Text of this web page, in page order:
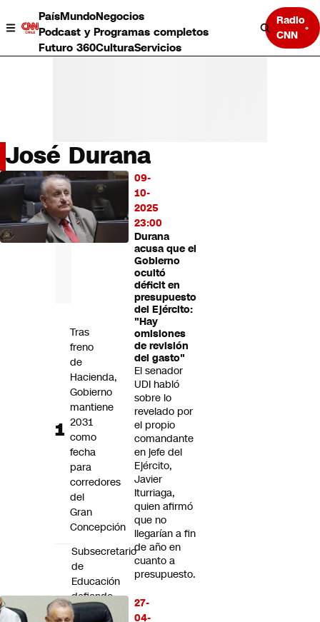
PaísMundoNegocios
Podcast y Programas completos
Futuro 360CulturaServicios
Radio
CNN
País
Mundo
Negocios
Deportes
Programas completos
José Durana
09-
10-
2025
23:00
Durana
acusa que el
Gobierno
ocultó
déficit en
presupuesto
del Ejército:
"Hay
omisiones
de revisión
del gasto"
El senador
UDI habló
sobre lo
revelado por
el propio
comandante
en jefe del
Ejército,
Javier
Iturriaga,
quien afirmó
que no
llegarían a fin
de año en
cuanto a
presupuesto.
27-
04-
LO
MÁS
LEÍDO
Tras
freno
de
Hacienda,
Gobierno
mantiene
2031
como
fecha
para
corredores
del
Gran
Concepción
Subsecretario
de
Educación
defiende
reforma